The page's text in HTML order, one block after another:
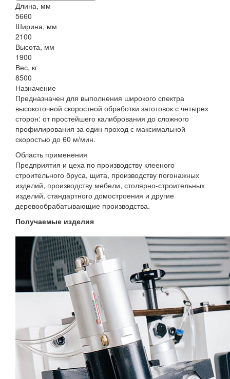
Длина, мм
5660
Ширина, мм
2100
Высота, мм
1900
Вес, кг
8500
Назначение
Предназначен для выполнения широкого спектра
высокоточной скоростной обработки заготовок с четырех
сторон: от простейшего калибрования до сложного
профилирования за один проход с максимальной
скоростью до 60 м/мин.
Область применения
Предприятия и цеха по производству клееного
строительного бруса, щита, производству погонажных
изделий, производству мебели, столярно-строительных
изделий, стандартного домостроения и другие
деревообрабатывающие производства.
Получаемые изделия